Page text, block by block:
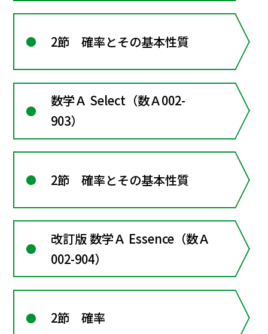
2節 確率とその基本性質
数学Ａ Select（数Ａ002-
903）
2節 確率とその基本性質
改訂版 数学Ａ Essence（数Ａ
002-904）
2節 確率